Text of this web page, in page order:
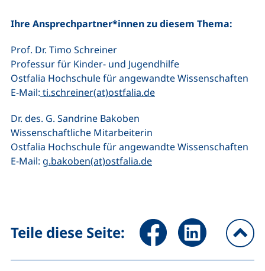
Ihre Ansprechpartner*innen zu diesem Thema:
Prof. Dr. Timo Schreiner
Professur für Kinder- und Jugendhilfe
Ostfalia Hochschule für angewandte Wissenschaften
E-Mail: ti.schreiner(at)ostfalia.de(öffnet Ihr E-Mail-
Dr. des. G. Sandrine Bakoben
Wissenschaftliche Mitarbeiterin
Ostfalia Hochschule für angewandte Wissenschaften
E-Mail: g.bakoben(at)ostfalia.de(öffnet Ihr E-Mail-
Teile diese Seite: Seite über Facebook teilen
Seite über